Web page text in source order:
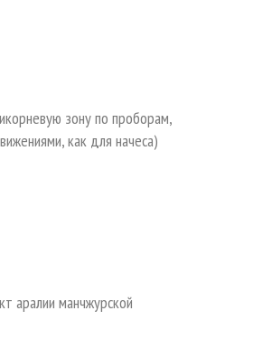
зону по проборам,
как для начеса)
аралии манчжурской